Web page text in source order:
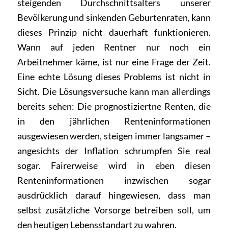
steigenden Durchschnittsalters unserer
Bevölkerung und sinkenden Geburtenraten, kann
dieses Prinzip nicht dauerhaft funktionieren.
Wann auf jeden Rentner nur noch ein
Arbeitnehmer käme, ist nur eine Frage der Zeit.
Eine echte Lösung dieses Problems ist nicht in
Sicht. Die Lösungsversuche kann man allerdings
bereits sehen: Die prognostiziertne Renten, die
in den jährlichen Renteninformationen
ausgewiesen werden, steigen immer langsamer –
angesichts der Inflation schrumpfen Sie real
sogar. Fairerweise wird in eben diesen
Renteninformationen inzwischen sogar
ausdrücklich darauf hingewiesen, dass man
selbst zusätzliche Vorsorge betreiben soll, um
den heutigen Lebensstandart zu wahren.